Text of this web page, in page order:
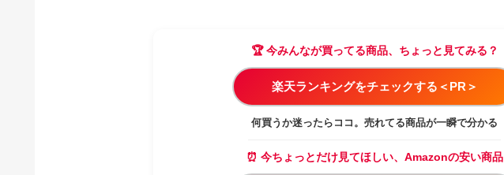
🏆 今みんなが買ってる商品、ちょっと見てみる？
楽天ランキングをチェックする＜PR＞
何買うか迷ったらココ。売れてる商品が一瞬で分かる
⏰ 今ちょっとだけ見てほしい、Amazonの安い商品